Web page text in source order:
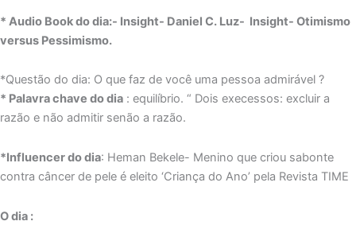
* Audio Book do dia:- Insight- Daniel C. Luz- Insight- Otimismo
versus Pessimismo.
*Questão do dia: O que faz de você uma pessoa admirável ?
* Palavra chave do dia : equilíbrio. “ Dois execessos: excluir a
razão e não admitir senão a razão.
*Influencer do dia: Heman Bekele- Menino que criou sabonte
contra câncer de pele é eleito ‘Criança do Ano’ pela Revista TIME
O dia :